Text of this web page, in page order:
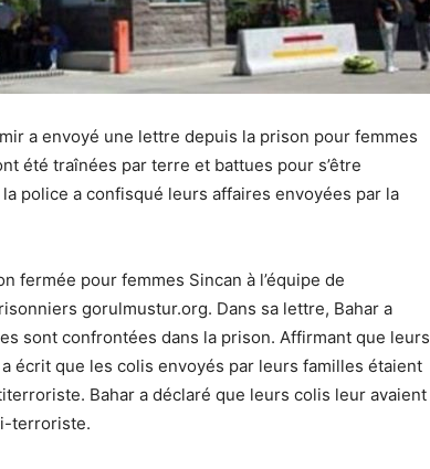
a envoyé une lettre depuis la prison pour femmes
été traînées par terre et battues pour s’être
police a confisqué leurs affaires envoyées par la
fermée pour femmes Sincan à l’équipe de
gorulmustur.org. Dans sa lettre, Bahar a
sont confrontées dans la prison. Affirmant que leurs
écrit que les colis envoyés par leurs familles étaient
Bahar a déclaré que leurs colis leur avaient
terroriste.